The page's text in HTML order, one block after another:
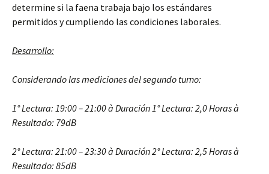
determine si la faena trabaja bajo los estándares
permitidos y cumpliendo las condiciones laborales.
Desarrollo:
Considerando las mediciones del segundo turno:
1° Lectura: 19:00 – 21:00à Duración 1° Lectura: 2,0 Horasà
Resultado: 79dB
2° Lectura: 21:00 – 23:30à Duración 2° Lectura: 2,5 Horasà
Resultado: 85dB